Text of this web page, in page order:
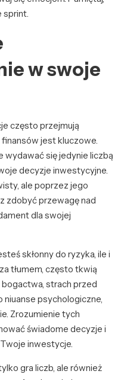
sprint.
w swoje
często przejmują
jest kluczowe.
wydawać się jedynie liczbą
decyzje inwestycyjne.
ale poprzez jego
zdobyć przewagę nad
dla swojej
skłonny do ryzyka, ile i
tłumem, często tkwią
strach przed
psychologiczne,
Zrozumienie tych
świadome decyzje i
inwestycje.
gra liczb, ale również